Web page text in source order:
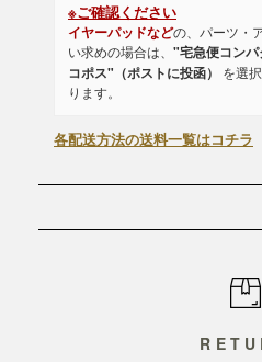
※ご確認ください
イヤーパッドなどの、パーツ・
い求めの場合は、 "宅急便コンパ
コポス"（ポストに投函）
を選
ります。
各配送方法の送料一覧はコチラ